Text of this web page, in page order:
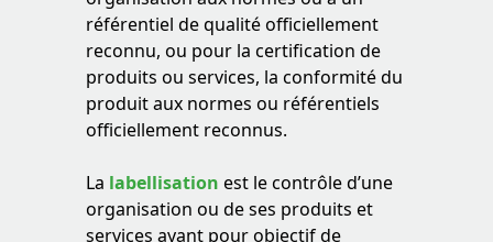
référentiel de qualité officiellement
reconnu, ou pour la certification de
produits ou services, la conformité du
produit aux normes ou référentiels
officiellement reconnus.
La labellisation est le contrôle d’une
organisation ou de ses produits et
services ayant pour objectif de